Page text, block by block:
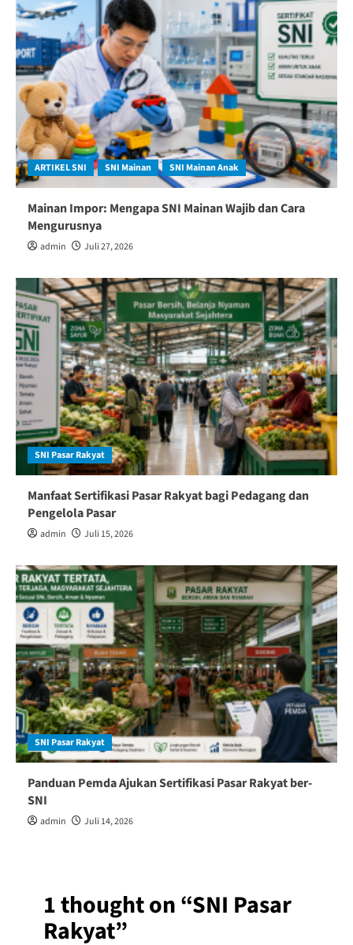
ARTIKEL SNI SNI Mainan SNI Mainan Anak
Mainan Impor: Mengapa SNI Mainan Wajib dan Cara
Mengurusnya
admin Juli 27, 2026
SNI Pasar Rakyat
Manfaat Sertifikasi Pasar Rakyat bagi Pedagang dan
Pengelola Pasar
admin Juli 15, 2026
SNI Pasar Rakyat
Panduan Pemda Ajukan Sertifikasi Pasar Rakyat ber-
SNI
admin Juli 14, 2026
1 thought on “SNI Pasar
Rakyat”